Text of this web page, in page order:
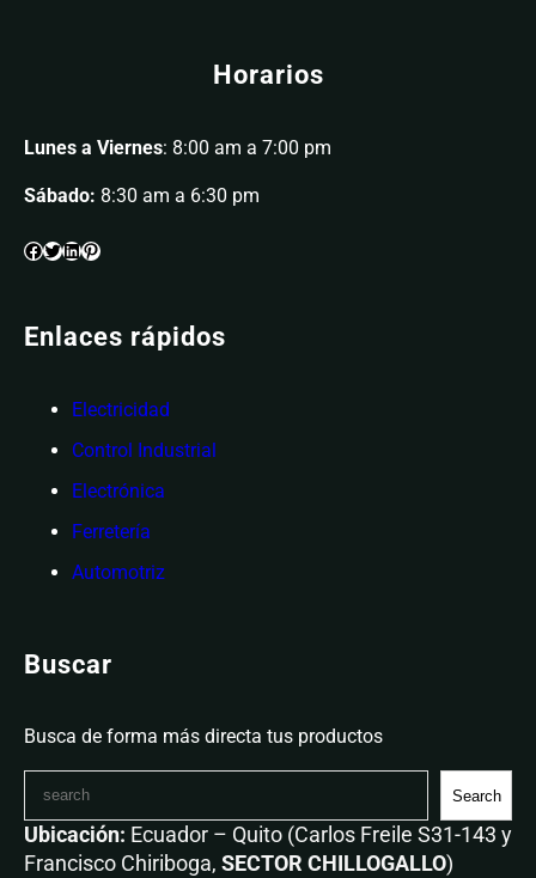
Horarios
Lunes a Viernes: 8:00 am a 7:00 pm
Sábado: 8:30 am a 6:30 pm
Enlaces rápidos
Electricidad
Control Industrial
Electrónica
Ferretería
Automotriz
Buscar
Busca de forma más directa tus productos
Search
Ubicación: Ecuador – Quito (Carlos Freile S31-143 y
Francisco Chiriboga, SECTOR CHILLOGALLO)